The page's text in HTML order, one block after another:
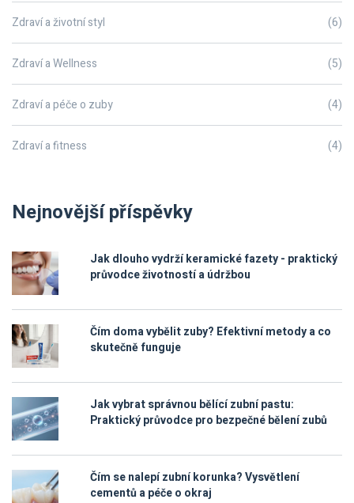
Zdraví a životní styl (6)
Zdraví a Wellness (5)
Zdraví a péče o zuby (4)
Zdraví a fitness (4)
Nejnovější příspěvky
Jak dlouho vydrží keramické fazety - praktický
průvodce životností a údržbou
Čím doma vybělit zuby? Efektivní metody a co
skutečně funguje
Jak vybrat správnou bělící zubní pastu:
Praktický průvodce pro bezpečné bělení zubů
Čím se nalepí zubní korunka? Vysvětlení
cementů a péče o okraj